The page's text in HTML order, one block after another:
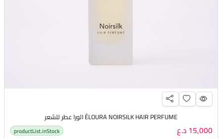
ÉLOURA NOIRSILK HAIR PERFUME الورا عطر للشعر
15,000 د.ع productList.inStock